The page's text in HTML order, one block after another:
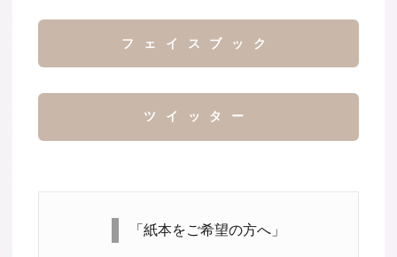
フェイスブック
ツイッター
「紙本をご希望の方へ」